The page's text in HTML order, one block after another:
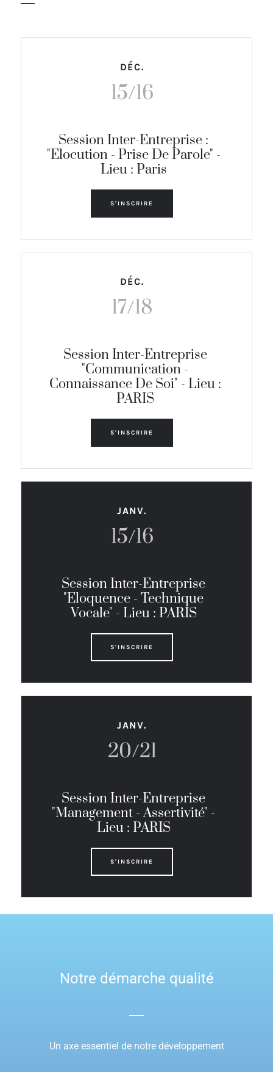
DÉC.
15/16
Session Inter-Entreprise :
"Elocution - Prise De Parole" -
Lieu : Paris
S'INSCRIRE
DÉC.
17/18
Session Inter-Entreprise
"Communication -
Connaissance De Soi" - Lieu :
PARIS
S'INSCRIRE
JANV.
15/16
Session Inter-Entreprise
"Eloquence - Technique
Vocale" - Lieu : PARIS
S'INSCRIRE
JANV.
20/21
Session Inter-Entreprise
"Management - Assertivité" -
Lieu : PARIS
S'INSCRIRE
Notre démarche qualité
Un axe essentiel de notre développement